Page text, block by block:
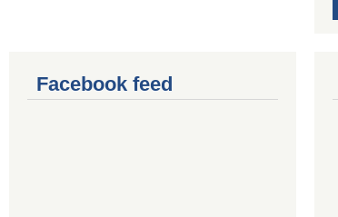
Facebook feed